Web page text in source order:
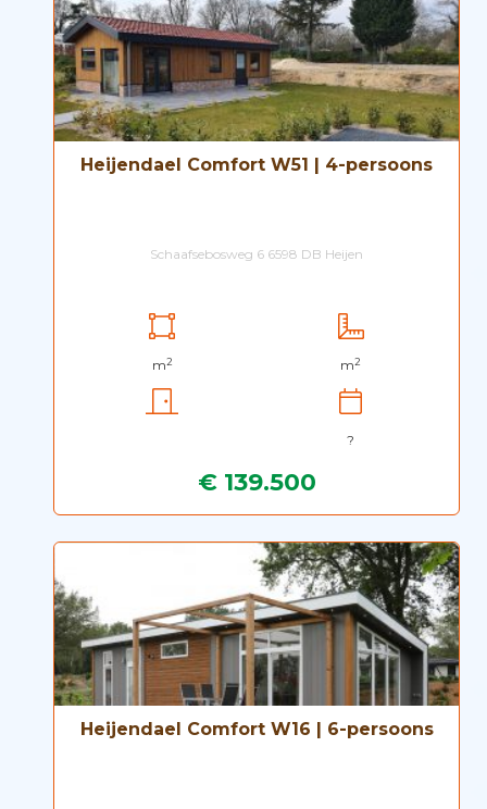
Heijendael Comfort W51 | 4-persoons
Schaafsebosweg 6 6598 DB Heijen
m2 m2
?
€ 139.500
Heijendael Comfort W16 | 6-persoons